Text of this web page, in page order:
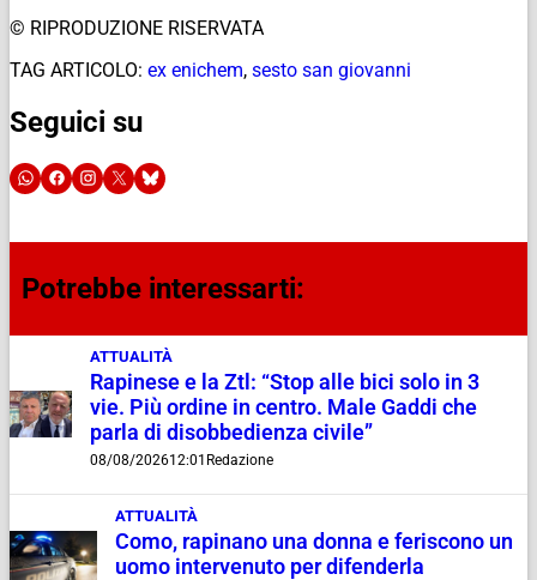
© RIPRODUZIONE RISERVATA
TAG ARTICOLO: ex enichem, sesto san giovanni
Seguici su
Potrebbe interessarti:
ATTUALITÀ
Rapinese e la Ztl: “Stop alle bici solo in 3
vie. Più ordine in centro. Male Gaddi che
parla di disobbedienza civile”
08/08/202612:01 Redazione
ATTUALITÀ
Como, rapinano una donna e feriscono un
uomo intervenuto per difenderla